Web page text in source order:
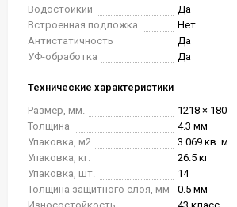
Водостойкий
Да
Встроенная подложка
Нет
Антистатичность
Да
УФ-обработка
Да
Технические характеристики
Размер, мм.
1218 × 180
Толщина
4.3 мм
Упаковка, м2
3.069 кв. м.
Упаковка, кг.
26.5 кг
Упаковка, шт.
14
Толщина защитного слоя, мм
0.5 мм